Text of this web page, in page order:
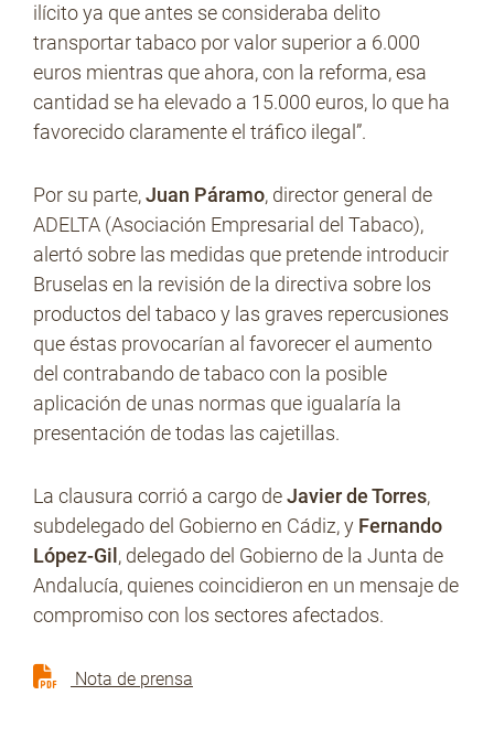
ilícito ya que antes se consideraba delito
transportar tabaco por valor superior a 6.000
euros mientras que ahora, con la reforma, esa
cantidad se ha elevado a 15.000 euros, lo que ha
favorecido claramente el tráfico ilegal”.
Por su parte,Juan Páramo, director general de
ADELTA (Asociación Empresarial del Tabaco),
alertó sobre las medidas que pretende introducir
Bruselas en la revisión de la directiva sobre los
productos del tabaco y las graves repercusiones
que éstas provocarían al favorecer el aumento
del contrabando de tabaco con la posible
aplicación de unas normas que igualaría la
presentación de todas las cajetillas.
La clausura corrió a cargo deJavier de Torres,
subdelegado del Gobierno en Cádiz, y Fernando
López-Gil , delegado del Gobierno de la Junta de
Andalucía, quienes coincidieron en un mensaje de
compromiso con los sectores afectados.
Nota de prensa